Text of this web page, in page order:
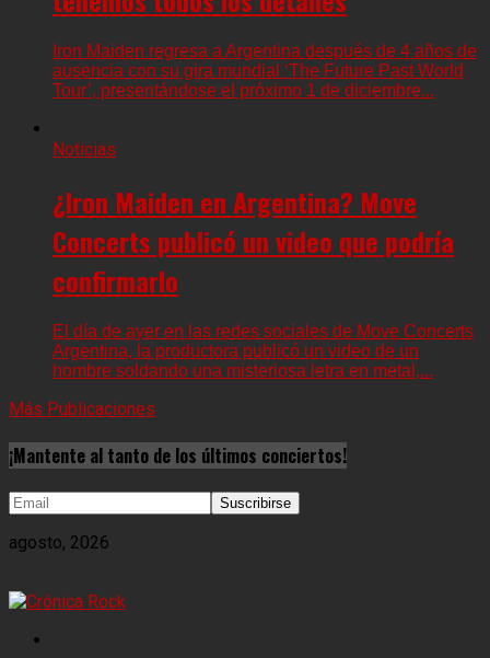
Iron Maiden regresa a Argentina después de 4 años de
ausencia con su gira mundial ‘The Future Past World
Tour’, presentándose el próximo 1 de diciembre...
Noticias
¿Iron Maiden en Argentina? Move
Concerts publicó un video que podría
confirmarlo
El día de ayer en las redes sociales de Move Concerts
Argentina, la productora publicó un video de un
hombre soldando una misteriosa letra en metal,...
Más Publicaciones
¡Mantente al tanto de los últimos conciertos!
agosto, 2026